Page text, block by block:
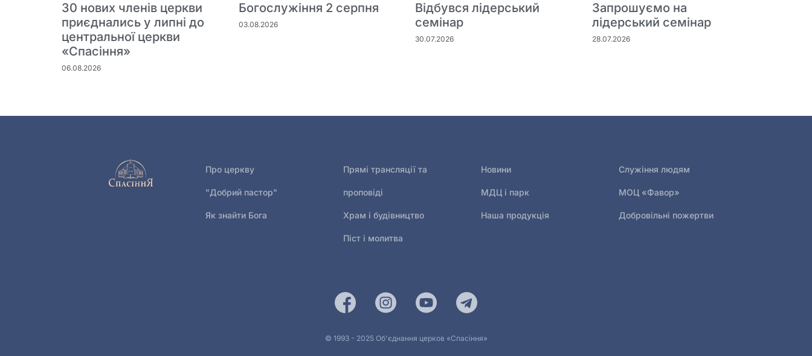
30 нових членів церкви
приєднались у липні до
центральної церкви
«Спасіння»
06.08.2026
Богослужіння 2 серпня
03.08.2026
Відбувся лідерський
семінар
30.07.2026
Запрошуємо на
лідерський семінар
28.07.2026
Про церкву
"Добрий пастор"
Як знайти Бога
Прямі трансляції та
проповіді
Храм і будівництво
Піст і молитва
Новини
МДЦ і парк
Наша продукція
Служіння людям
МОЦ «Фавор»
Добровільні пожертви
© 1993 - 2025 Об'єднання церков «Спасіння»